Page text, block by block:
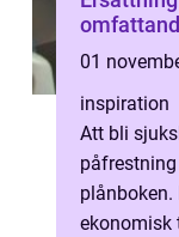
01
inspiration
Att bli
ekonomisk